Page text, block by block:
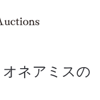
オネアミスの